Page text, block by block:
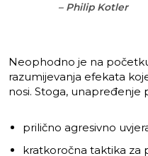
– Philip Kotler
Neophodno je na
razumijevanja efekata
nosi. Stoga, unapređenje
prilično agresivno
kratkoročna taktika za